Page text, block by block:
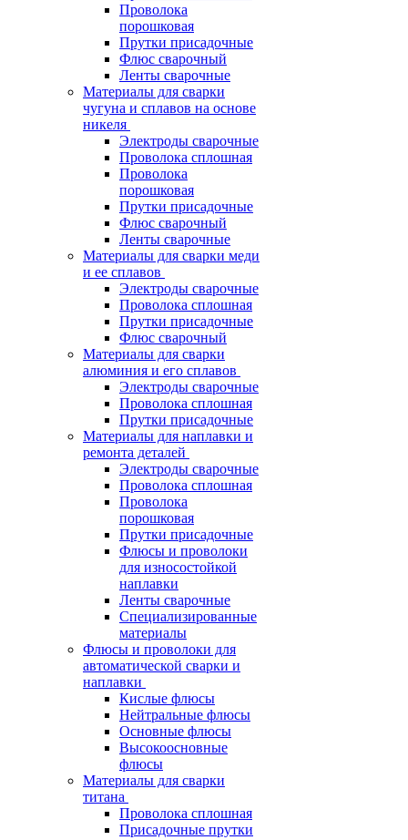
Проволока
порошковая
Прутки присадочные
Флюс сварочный
Ленты сварочные
Материалы для сварки
чугуна и сплавов на основе
никеля
Электроды сварочные
Проволока сплошная
Проволока
порошковая
Прутки присадочные
Флюс сварочный
Ленты сварочные
Материалы для сварки меди
и ее сплавов
Электроды сварочные
Проволока сплошная
Прутки присадочные
Флюс сварочный
Материалы для сварки
алюминия и его сплавов
Электроды сварочные
Проволока сплошная
Прутки присадочные
Материалы для наплавки и
ремонта деталей
Электроды сварочные
Проволока сплошная
Проволока
порошковая
Прутки присадочные
Флюсы и проволоки
для износостойкой
наплавки
Ленты сварочные
Специализированные
материалы
Флюсы и проволоки для
автоматической сварки и
наплавки
Кислые флюсы
Нейтральные флюсы
Основные флюсы
Высокоосновные
флюсы
Материалы для сварки
титана
Проволока сплошная
Присадочные прутки